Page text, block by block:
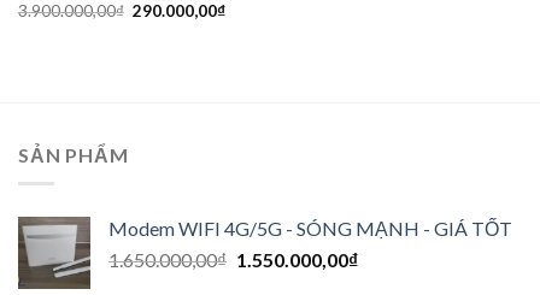
3.900.000,00₫ 290.000,00₫
SẢN PHẨM
Modem WIFI 4G/5G - SÓNG MẠNH - GIÁ TỐT
1.650.000,00₫ 1.550.000,00₫